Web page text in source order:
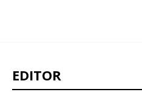
EDITOR